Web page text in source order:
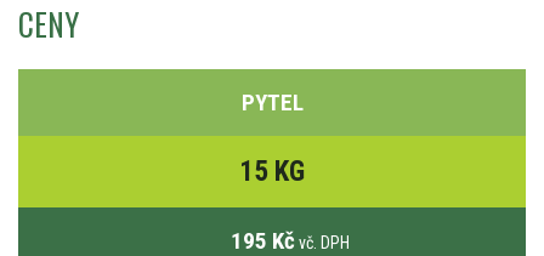
CENY
PYTEL
15 KG
195 Kč vč. DPH